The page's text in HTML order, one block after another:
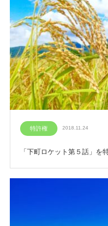
特許権 2018.11.24
「下町ロケット第５話」を